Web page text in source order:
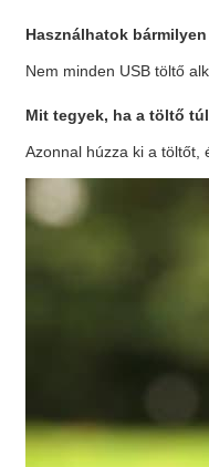
Használhatok
Nem minden USB töltő
Mit tegyek, ha a töltő
Azonnal húzza ki a töltőt,